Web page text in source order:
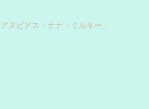
ヌビアス・ナナ・ミルキー」